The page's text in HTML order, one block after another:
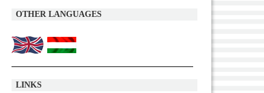
OTHER LANGUAGES
LINKS